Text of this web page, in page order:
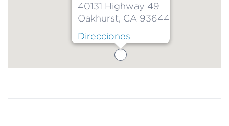
40131 Highway 49
Oakhurst, CA 93644
Direcciones